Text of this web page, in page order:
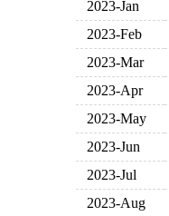
2023-Jan
2023-Feb
2023-Mar
2023-Apr
2023-May
2023-Jun
2023-Jul
2023-Aug